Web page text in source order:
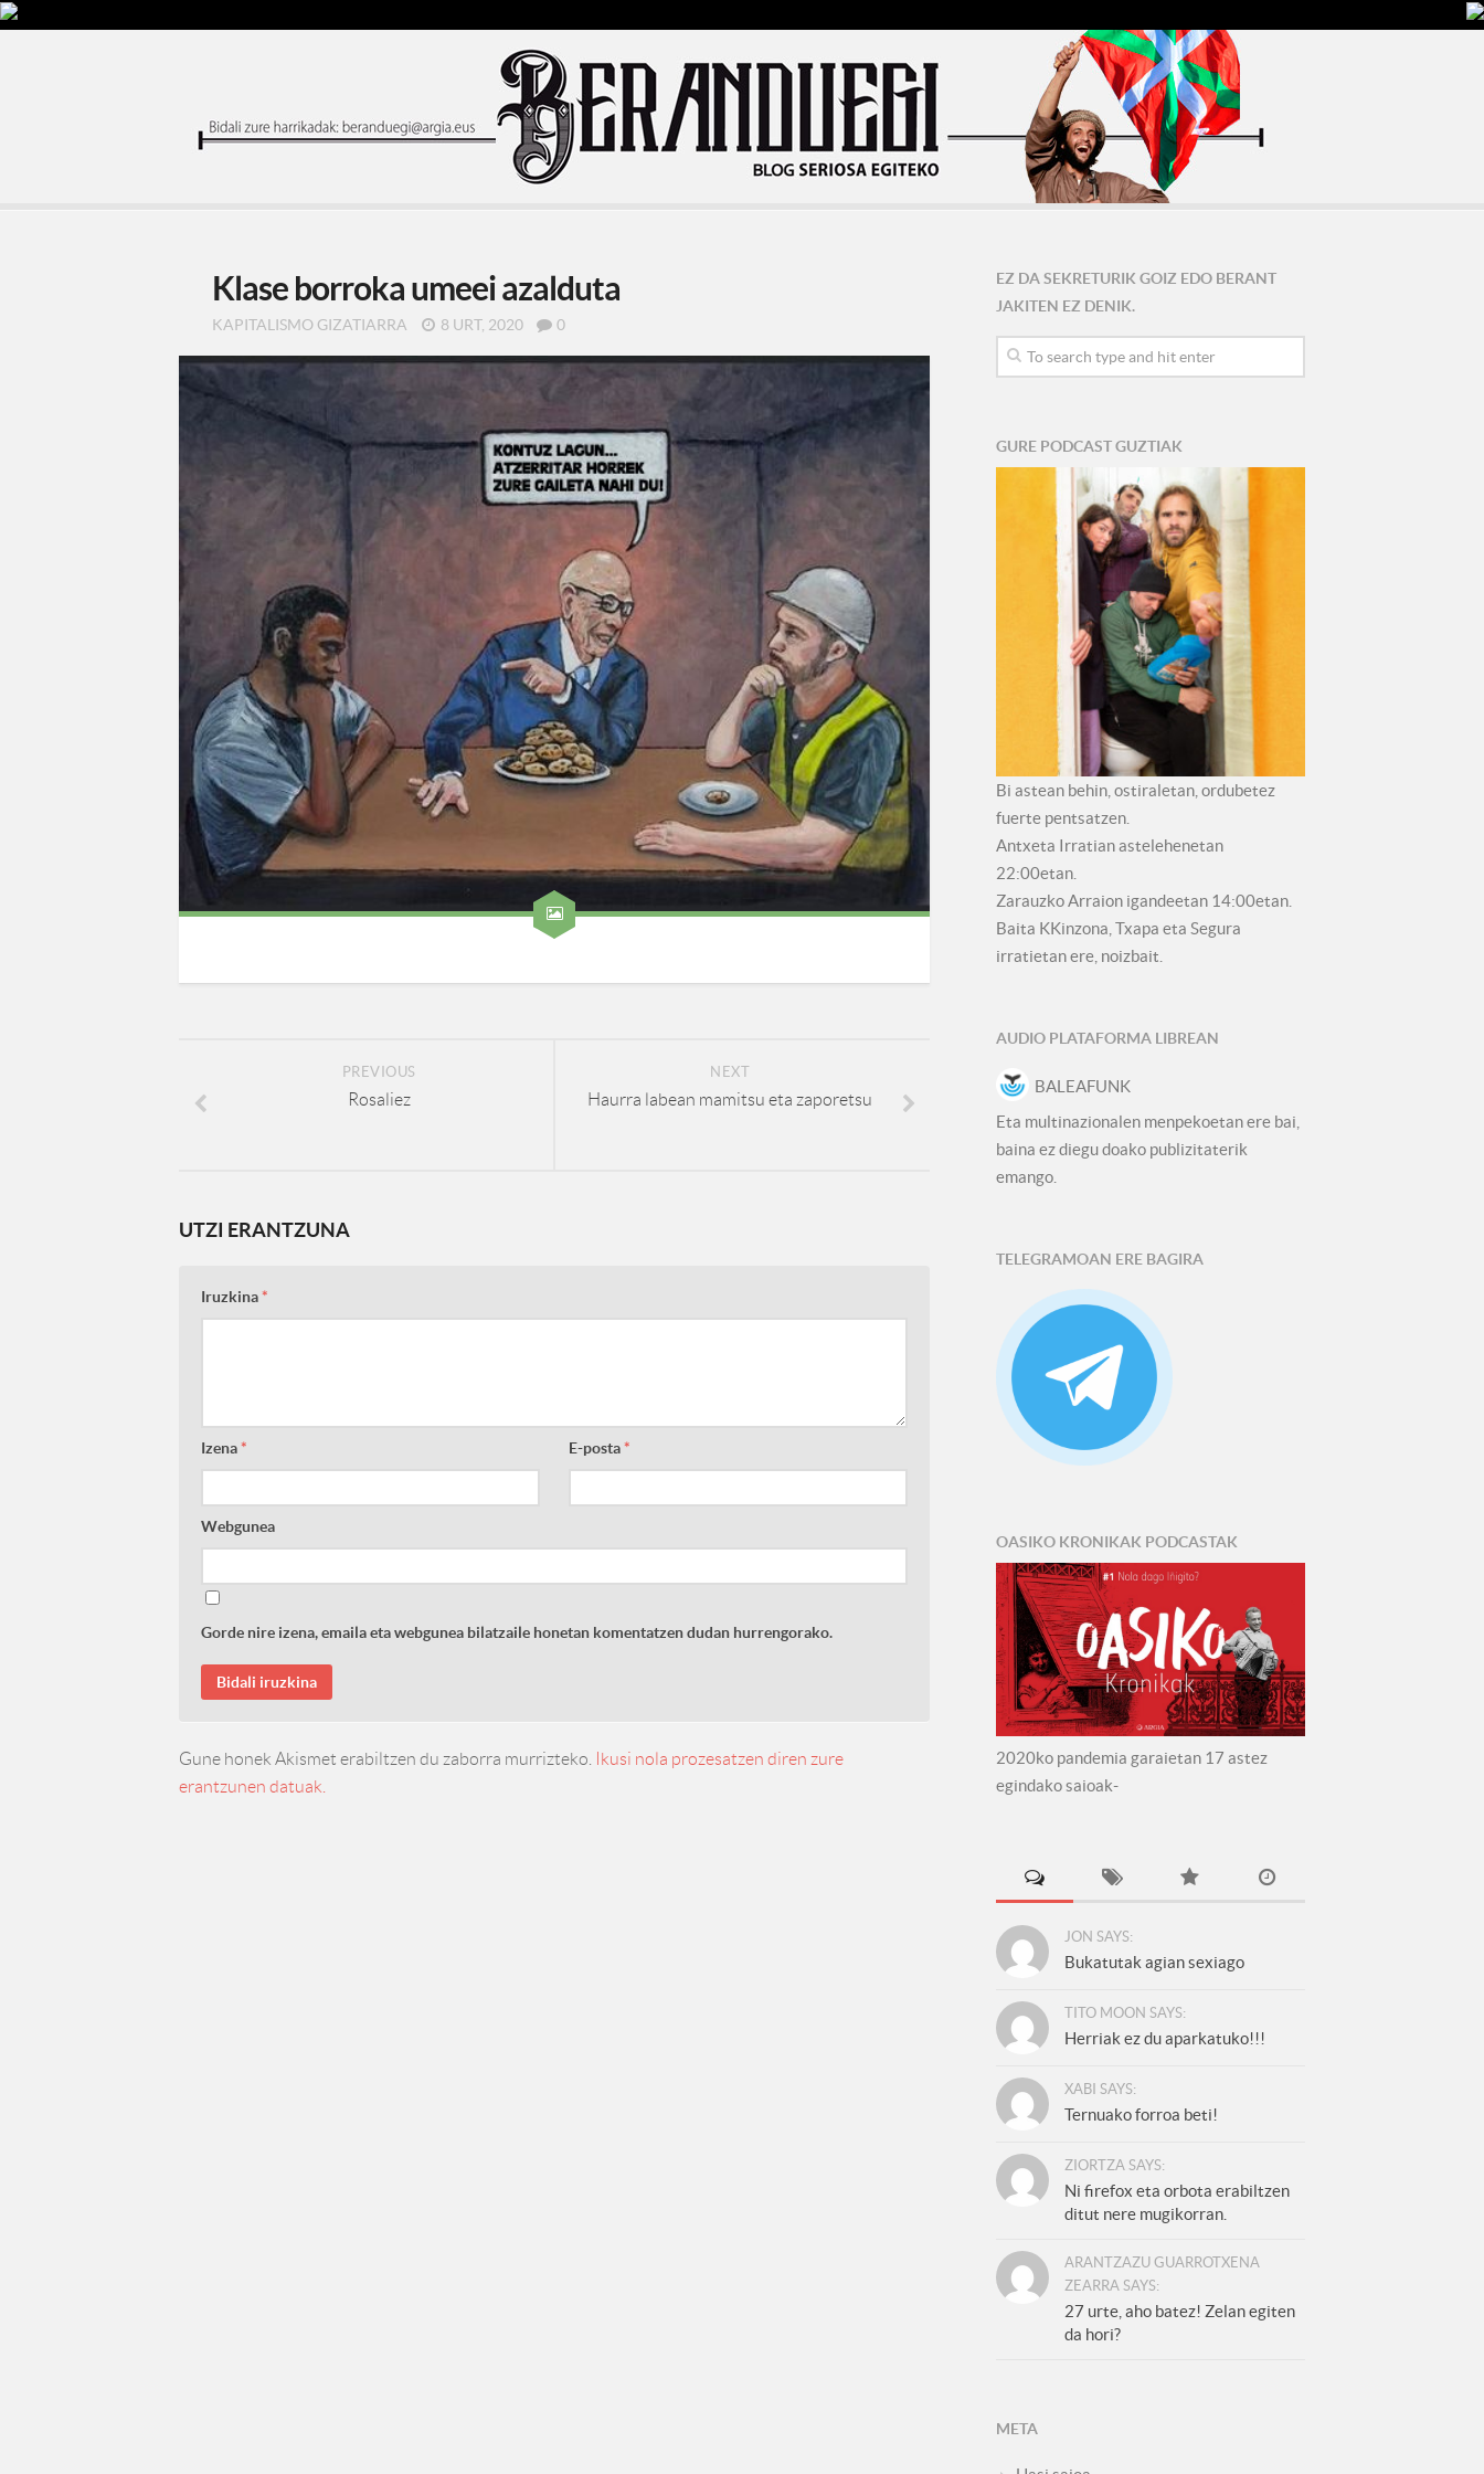
Klase borroka umeei azalduta
KAPITALISMO GIZATIARRA 8 URT, 2020 0
NEXT
Haurra labean mamitsu eta zaporetsu
PREVIOUS
Rosaliez
UTZI ERANTZUNA
Iruzkina*
Izena* E-posta*
Webgunea
Gorde nire izena, emaila eta webgunea bilatzaile honetan komentatzen dudan hurrengorako.
Gune honek Akismet erabiltzen du zaborra murrizteko.
Ikusi nola prozesatzen diren zure
erantzunen datuak.
EZ DA SEKRETURIK GOIZ EDO BERANT
JAKITEN EZ DENIK.
GURE PODCAST GUZTIAK
Bi astean behin, ostiraletan, ordubetez
fuerte pentsatzen.
Antxeta Irratian astelehenetan
22:00etan.
Zarauzko Arraion igandeetan 14:00etan.
Baita KKinzona, Txapa eta Segura
irratietan ere, noizbait.
AUDIO PLATAFORMA LIBREAN
BALEAFUNK
Eta multinazionalen menpekoetan ere bai,
baina ez diegu doako publizitaterik
emango.
TELEGRAMOAN ERE BAGIRA
OASIKO KRONIKAK PODCASTAK
2020ko pandemia garaietan 17 astez
egindako saioak-
JON SAYS:
Bukatutak agian sexiago
TITO MOON SAYS:
Herriak ez du aparkatuko!!!
XABI SAYS:
Ternuako forroa beti!
ZIORTZA SAYS:
Ni firefox eta orbota erabiltzen
ditut nere mugikorran.
ARANTZAZU GUARROTXENA
ZEARRA SAYS:
27 urte, aho batez! Zelan egiten
da hori?
META